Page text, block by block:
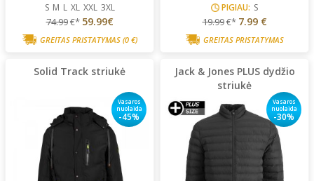
S M L XL XXL 3XL
74.99€* 59.99€
GREITAS PRISTATYMAS (0 €)
PIGIAU: S
19.99€* 7.99 €
GREITAS PRISTATYMAS
Solid Track striukė
Vasaros
nuolaida
-45%
Jack & Jones PLUS dydžio
striukė
Vasaros
nuolaida
-30%